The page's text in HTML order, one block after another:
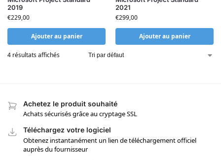
2019
€229,00
Ajouter au panier
2021
€299,00
Ajouter au panier
4 résultats affichés
Achetez le produit souhaité
Achats sécurisés grâce au cryptage SSL
Téléchargez votre logiciel
Obtenez instantanément un lien de téléchargement officiel
auprès du fournisseur